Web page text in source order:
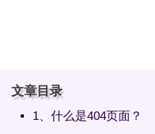
文章目录
1、什么是404页面？